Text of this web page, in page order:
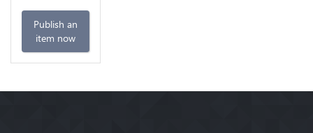
Publish an
item now